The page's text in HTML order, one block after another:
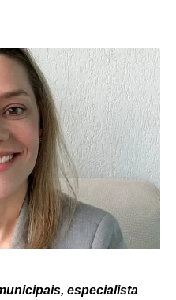
especialista